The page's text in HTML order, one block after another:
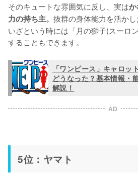
そのキュートな雰囲気に反し、実は
力の持ち主。 抜群の身体能力を活かし
いざという時には「月の獅子(スーロ
することもできます。
「ワンピース」キャロッ
どうなった？基本情報・
解説！
AD
5位：ヤマト